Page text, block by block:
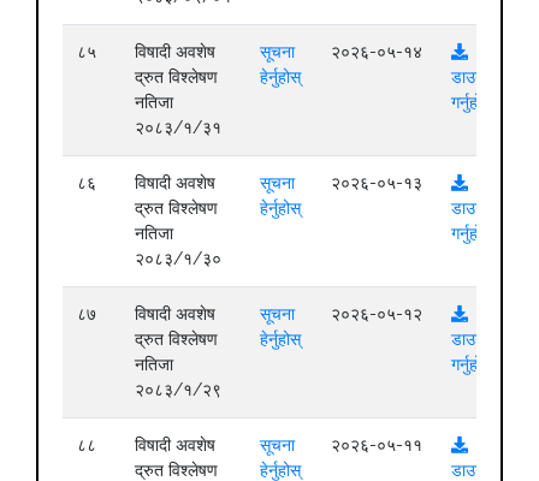
८५
विषादी अवशेष
द्रुत विश्लेषण
नतिजा
२०८३/१/३१
सूचना
हेर्नुहोस्
२०२६-०५-१४
डाउनलोड
गर्नुहोस्
८६
विषादी अवशेष
द्रुत विश्लेषण
नतिजा
२०८३/१/३०
सूचना
हेर्नुहोस्
२०२६-०५-१३
डाउनलोड
गर्नुहोस्
८७
विषादी अवशेष
द्रुत विश्लेषण
नतिजा
२०८३/१/२९
सूचना
हेर्नुहोस्
२०२६-०५-१२
डाउनलोड
गर्नुहोस्
८८
विषादी अवशेष
द्रुत विश्लेषण
सूचना
हेर्नुहोस्
२०२६-०५-११
डाउनलोड